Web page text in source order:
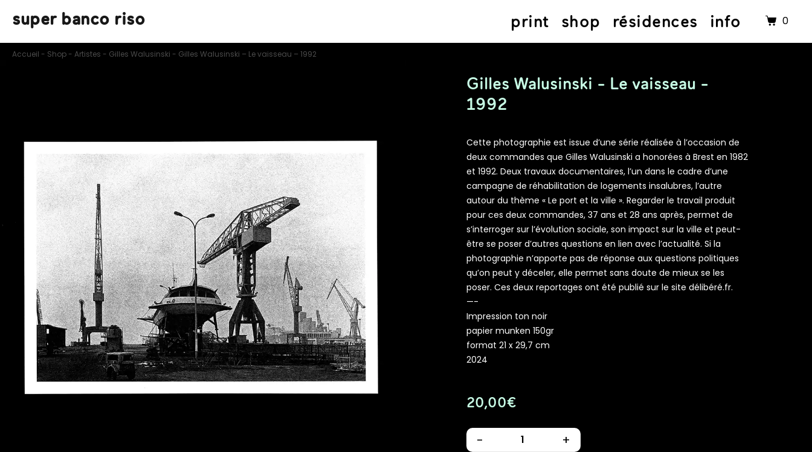
super banco riso print shop résidences info 0
Accueil - Shop - Artistes - Gilles Walusinski - Gilles Walusinski – Le vaisseau – 1992
Gilles Walusinski - Le vaisseau -
1992
Cette photographie est issue d’une série réalisée à l’occasion de
deux commandes que Gilles Walusinski a honorées à Brest en 1982
et 1992. Deux travaux documentaires, l’un dans le cadre d’une
campagne de réhabilitation de logements insalubres, l’autre
autour du thème « Le port et la ville ». Regarder le travail produit
pour ces deux commandes, 37 ans et 28 ans après, permet de
s’interroger sur l’évolution sociale, son impact sur la ville et peut-
être se poser d’autres questions en lien avec l’actualité. Si la
photographie n’apporte pas de réponse aux questions politiques
qu’on peut y déceler, elle permet sans doute de mieux se les
poser. Ces deux reportages ont été publié sur le site délibéré.fr.
—-
Impression ton noir
papier munken 150gr
format 21 x 29,7 cm
2024
20,00€
- +